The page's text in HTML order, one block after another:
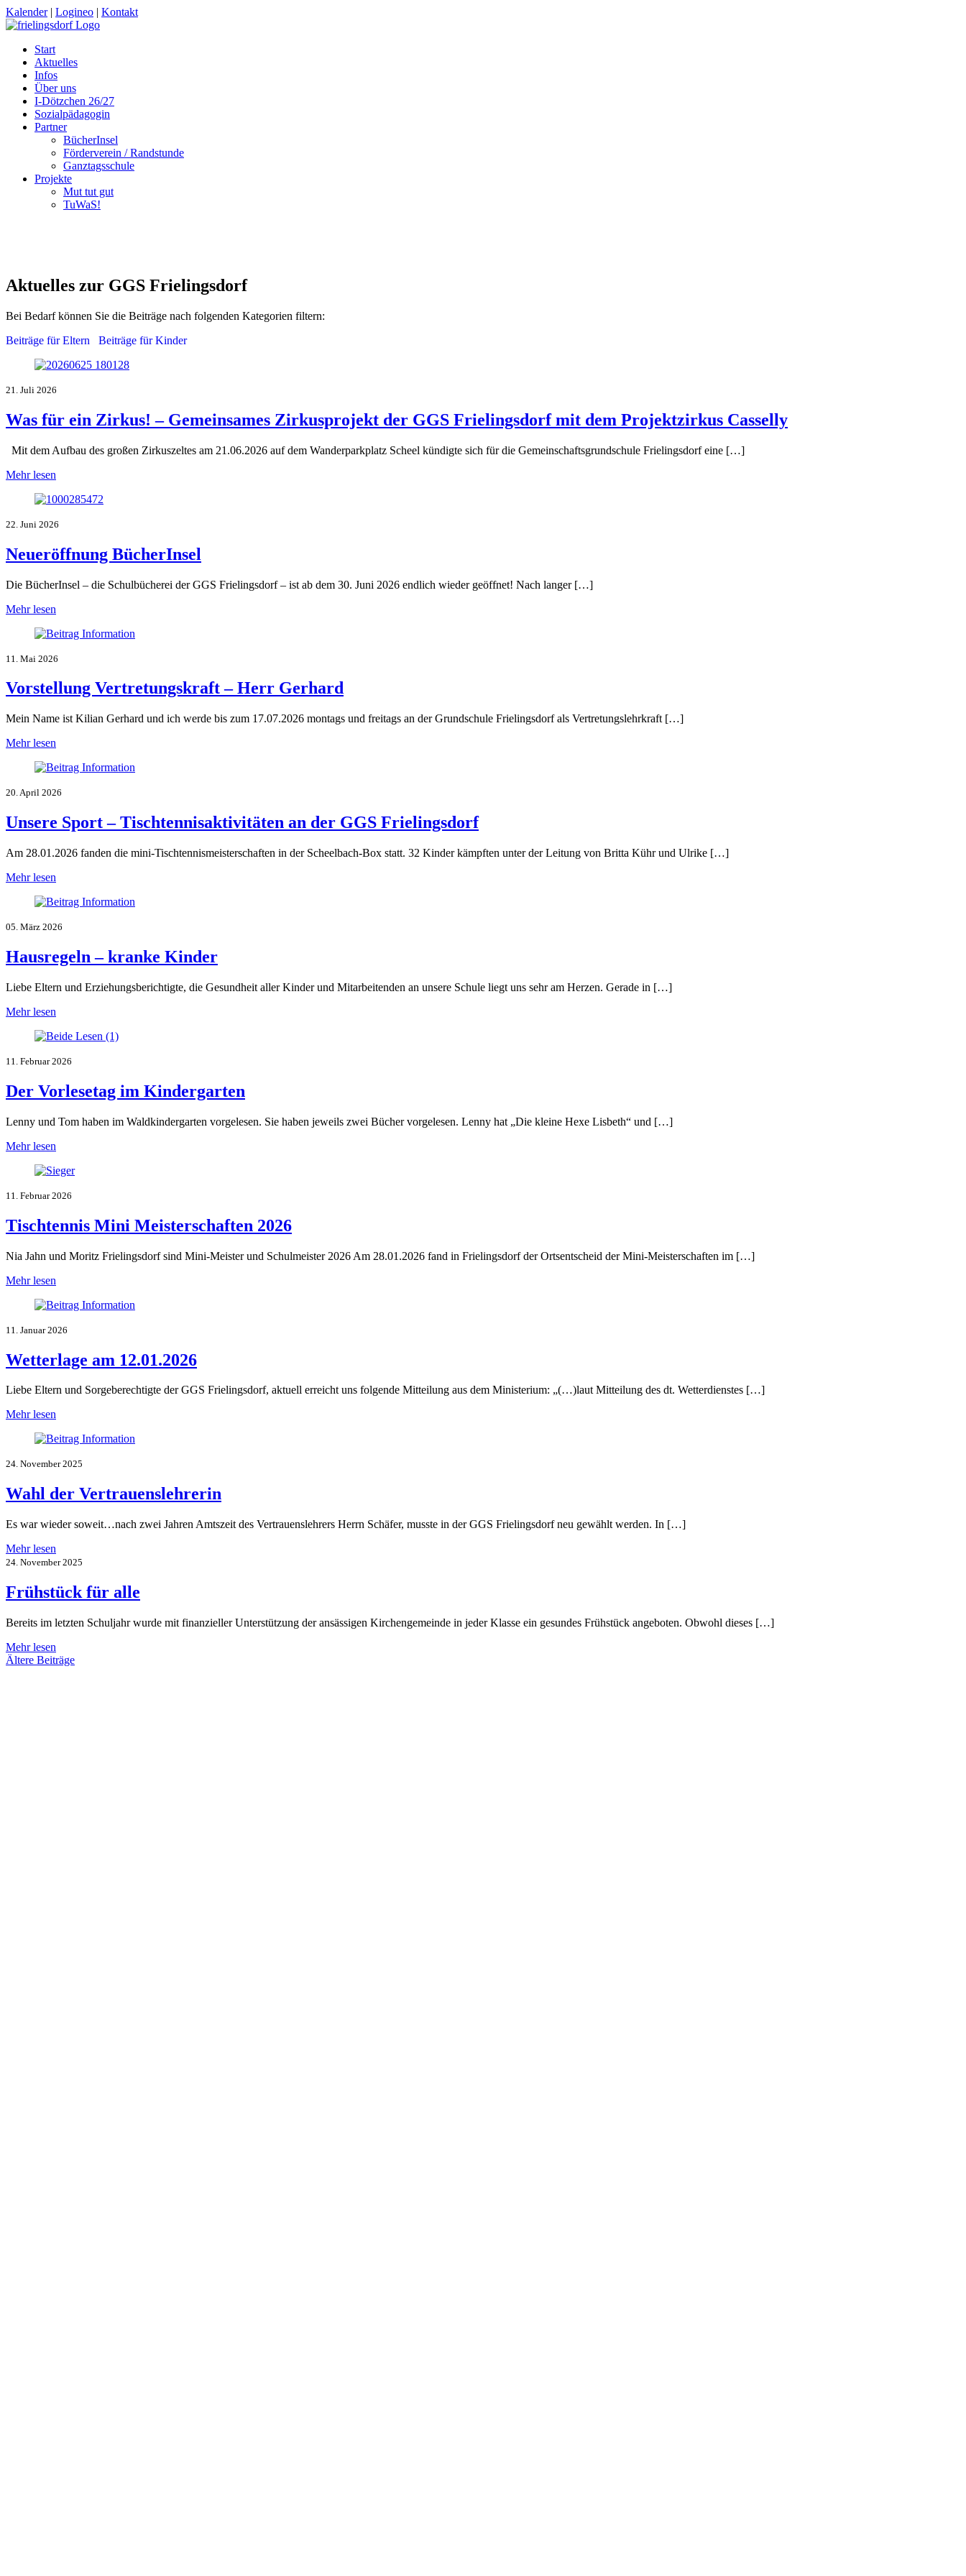
Kalender| Logineo | Kontakt
Start
Aktuelles
Infos
Über uns
I-Dötzchen 26/27
Sozialpädagogin
Partner
BücherInsel
Förderverein / Randstunde
Ganztagsschule
Projekte
Mut tut gut
TuWaS!
Aktuelles zur GGS Frielingsdorf
Bei Bedarf können Sie die Beiträge nach folgenden Kategorien filtern:
Beiträge für Eltern
Beiträge für Kinder
21. Juli 2026
Was für ein Zirkus! – Gemeinsames Zirkusprojekt der GGS Frielingsdorf mit dem Projektzirkus Casselly
Mit dem Aufbau des großen Zirkuszeltes am 21.06.2026 auf dem Wanderparkplatz Scheel kündigte sich für die Gemeinschaftsgrundschule Frielingsdorf eine […]
Mehr lesen
22. Juni 2026
Neueröffnung BücherInsel
Die BücherInsel – die Schulbücherei der GGS Frielingsdorf – ist ab dem 30. Juni 2026 endlich wieder geöffnet! Nach langer […]
Mehr lesen
11. Mai 2026
Vorstellung Vertretungskraft – Herr Gerhard
Mein Name ist Kilian Gerhard und ich werde bis zum 17.07.2026 montags und freitags an der Grundschule Frielingsdorf als Vertretungslehrkraft […]
Mehr lesen
20. April 2026
Unsere Sport – Tischtennisaktivitäten an der GGS Frielingsdorf
Am 28.01.2026 fanden die mini-Tischtennismeisterschaften in der Scheelbach-Box statt. 32 Kinder kämpften unter der Leitung von Britta Kühr und Ulrike […]
Mehr lesen
05. März 2026
Hausregeln – kranke Kinder
Liebe Eltern und Erziehungsberichtigte, die Gesundheit aller Kinder und Mitarbeitenden an unsere Schule liegt uns sehr am Herzen. Gerade in […]
Mehr lesen
11. Februar 2026
Der Vorlesetag im Kindergarten
Lenny und Tom haben im Waldkindergarten vorgelesen. Sie haben jeweils zwei Bücher vorgelesen. Lenny hat „Die kleine Hexe Lisbeth“ und […]
Mehr lesen
11. Februar 2026
Tischtennis Mini Meisterschaften 2026
Nia Jahn und Moritz Frielingsdorf sind Mini-Meister und Schulmeister 2026 Am 28.01.2026 fand in Frielingsdorf der Ortsentscheid der Mini-Meisterschaften im […]
Mehr lesen
11. Januar 2026
Wetterlage am 12.01.2026
Liebe Eltern und Sorgeberechtigte der GGS Frielingsdorf, aktuell erreicht uns folgende Mitteilung aus dem Ministerium: „(…)laut Mitteilung des dt. Wetterdienstes […]
Mehr lesen
24. November 2025
Wahl der Vertrauenslehrerin
Es war wieder soweit…nach zwei Jahren Amtszeit des Vertrauenslehrers Herrn Schäfer, musste in der GGS Frielingsdorf neu gewählt werden. In […]
Mehr lesen
24. November 2025
Frühstück für alle
Bereits im letzten Schuljahr wurde mit finanzieller Unterstützung der ansässigen Kirchengemeinde in jeder Klasse ein gesundes Frühstück angeboten. Obwohl dieses […]
Mehr lesen
Ältere Beiträge